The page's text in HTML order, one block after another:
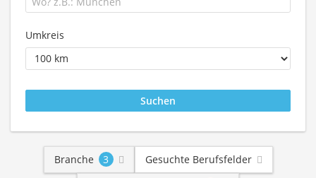
Umkreis
Branche 3
Gesuchte Berufsfelder